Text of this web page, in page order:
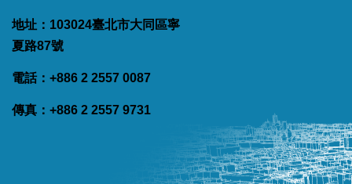
地址：103024臺北市大同區寧
夏路87號
電話：+886 2 2557 0087
傳真：+886 2 2557 9731